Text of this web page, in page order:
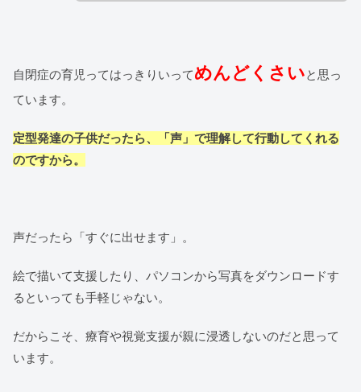
自閉症の育児ってはっきりいってめんどくさいと思っ
ています。
定型発達の子供だったら、「声」で理解して行動してくれる
のですから。
声だったら「すぐに出せます」。
絵で描いて支援したり、パソコンから写真をダウンロードす
るといっても手軽じゃない。
だからこそ、療育や視覚支援が親に浸透しないのだと思って
います。